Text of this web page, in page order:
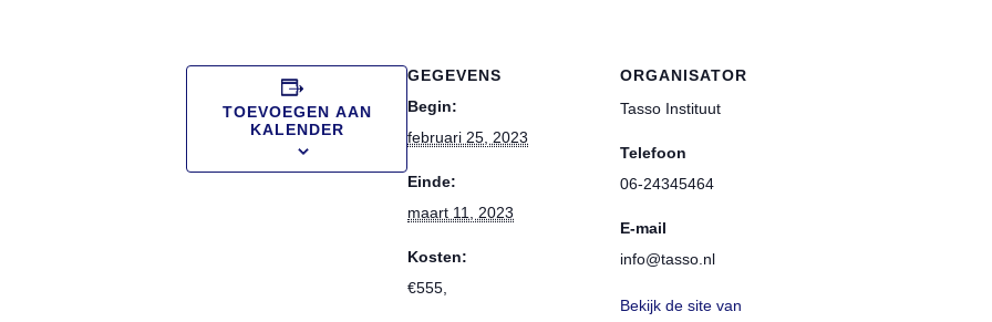
TOEVOEGEN AAN
KALENDER
GEGEVENS
Begin:
februari 25, 2023
Einde:
maart 11, 2023
Kosten:
€555,
ORGANISATOR
Tasso Instituut
Telefoon
06-24345464
E-mail
info@tasso.nl
Bekijk de site van